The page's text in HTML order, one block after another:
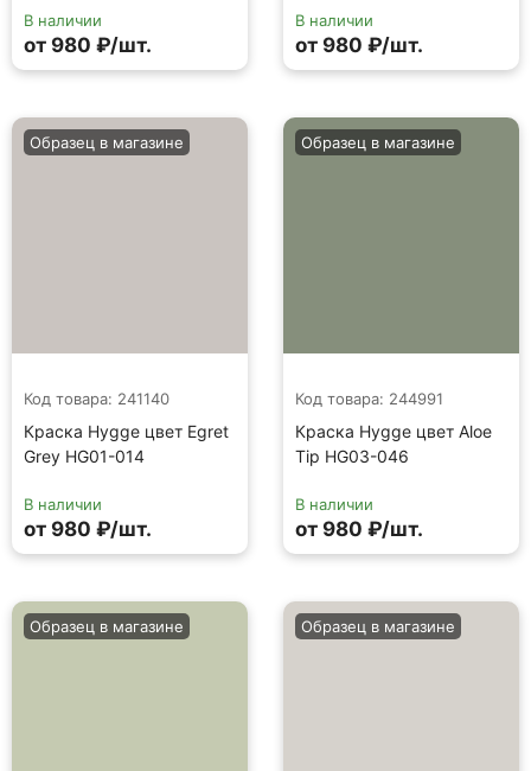
В наличии
от 980 ₽/шт.
В наличии
от 980 ₽/шт.
Код товара: 241140
Краска Hygge цвет Egret
Grey HG01-014
Образец в магазине
В наличии
от 980 ₽/шт.
Код товара: 244991
Краска Hygge цвет Aloe
Tip HG03-046
Образец в магазине
В наличии
от 980 ₽/шт.
Образец в магазине Образец в магазине